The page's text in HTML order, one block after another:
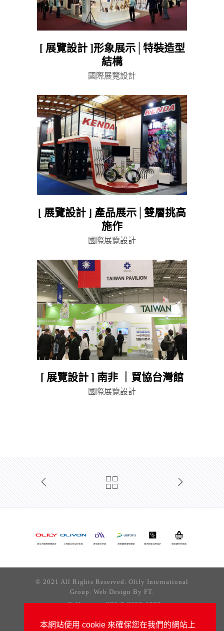
本網站使用 cookie 來確保您在我們的網站上
[ 展覽設計 ]形象展示│特裝造型
結構
國際展覽設計
[ 展覽設計 ] 產品展示│雙層挑高
施作
國際展覽設計
[ 展覽設計 ] 南非 ｜貿協台灣館
國際展覽設計
© 2021 All Rights Reserved. Olily International
Group. Web Design By FT.
Call us on +886-2-2655-1989